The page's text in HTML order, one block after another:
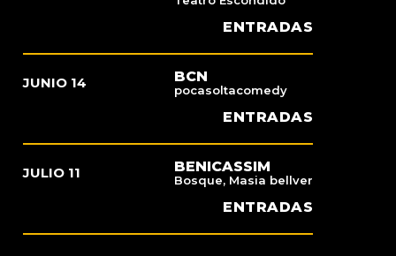
ENTRADAS
JUNIO 14 BCN
pocasoltacomedy
ENTRADAS
JULIO 11 BENICASSIM
Bosque, Masia bellver
ENTRADAS